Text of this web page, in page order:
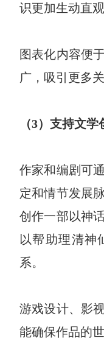
识更加生动直观
图表化内容便
广，吸引更多
（3）支持文
作家和编剧可
定和情节发展
创作一部以神
以帮助理清神
系。
游戏设计、影
能确保作品的